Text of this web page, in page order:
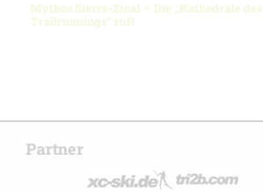
Mythos Sierre-Zinal – Die „Kathedrale des
Trailrunnings“ ruft
Partner